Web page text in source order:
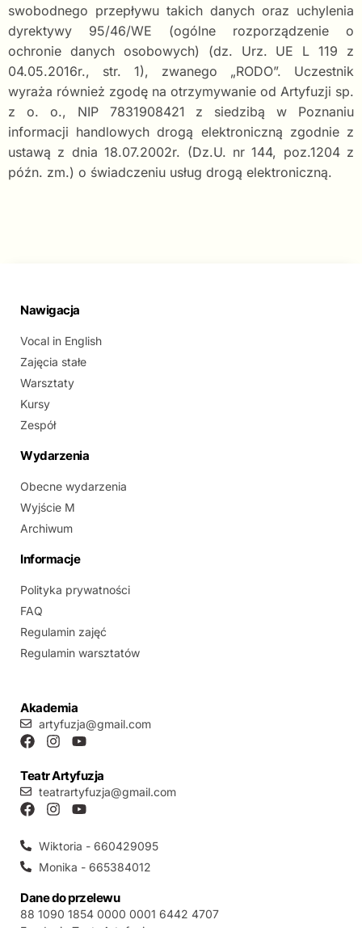
swobodnego przepływu takich danych oraz uchylenia
dyrektywy 95/46/WE (ogólne rozporządzenie o
ochronie danych osobowych) (dz. Urz. UE L 119 z
04.05.2016r., str. 1), zwanego „RODO”. Uczestnik
wyraża również zgodę na otrzymywanie od Artyfuzji sp.
z o. o., NIP 7831908421 z siedzibą w Poznaniu
informacji handlowych drogą elektroniczną zgodnie z
ustawą z dnia 18.07.2002r. (Dz.U. nr 144, poz.1204 z
późn. zm.) o świadczeniu usług drogą elektroniczną.
Nawigacja
Vocal in English
Zajęcia stałe
Warsztaty
Kursy
Zespół
Wydarzenia
Obecne wydarzenia
Wyjście M
Archiwum
Informacje
Polityka prywatności
FAQ
Regulamin zajęć
Regulamin warsztatów
Akademia
artyfuzja@gmail.com
Teatr Artyfuzja
teatrartyfuzja@gmail.com
Wiktoria - 660429095
Monika - 665384012
Dane do przelewu
88 1090 1854 0000 0001 6442 4707